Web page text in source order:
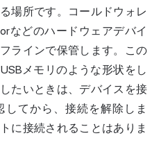
場所です。コールドウォレ
などのハードウェアデバイ
ラインで保管します。この
メモリのような形状をし
たいときは、デバイスを接
てから、接続を解除しま
に接続されることはありま